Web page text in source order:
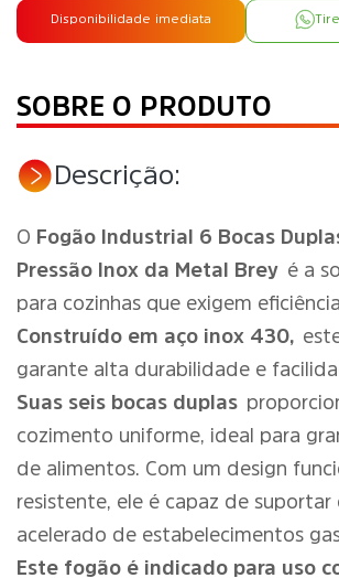
Disponibilidade imediata
SOBRE O PRODUTO
Descrição:
O Fogão Industrial 6 Bocas
Pressão Inox da Metal Brey é a
para cozinhas que exigem
Construído em aço inox 430,
garante alta durabilidade e
Suas seis bocas duplas
cozimento uniforme, ideal para
de alimentos. Com um design
resistente, ele é capaz de suportar
acelerado de estabelecimentos
Este fogão é indicado para uso